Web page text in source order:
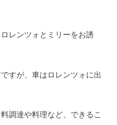
レンツォとミリーをお誘
すが、車はロレンツォに出
調達や料理など、できるこ